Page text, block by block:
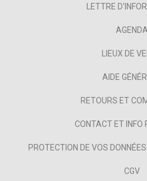
LETTRE
AGENDA
LIEUX DE
AIDE
RETOURS ET
CONTACT ET INFO
PROTECTION DE VOS
CGV